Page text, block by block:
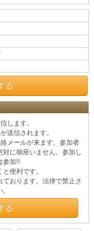
る
します。
送信されます。
メールが来ます。参加者
に御座いません。参加し
参加!!
便利です。
おります。法律で禁止さ
る